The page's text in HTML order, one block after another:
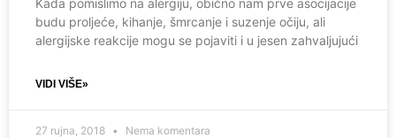
budu proljeće, kihanje, šmrcanje i suzenje očiju, ali
alergijske reakcije mogu se pojaviti i u jesen zahvaljujući
VIDI VIŠE»
27 rujna, 2018 Nema komentara